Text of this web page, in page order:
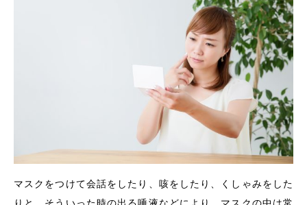
マスクをつけて会話をしたり、咳をしたり、くしゃみをした